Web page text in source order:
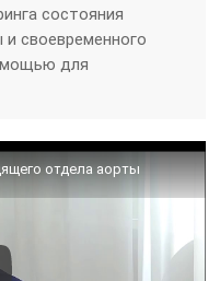
состояния
своевременного
для
отдела аорты